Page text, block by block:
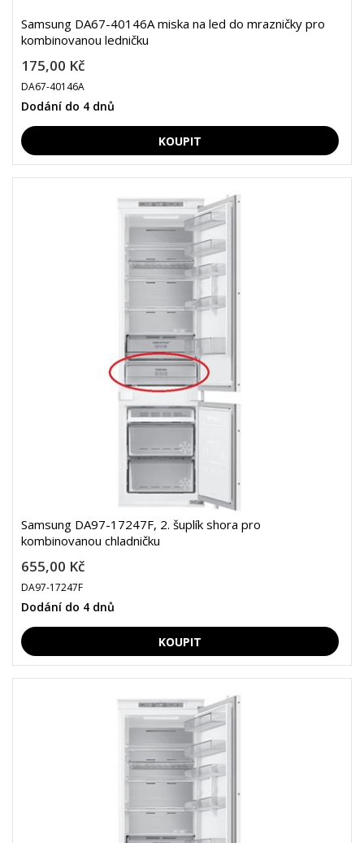
Samsung DA67-40146A miska na led do mrazničky pro
kombinovanou ledničku
175,00 Kč
DA67-40146A
Dodání do 4 dnů
Samsung DA97-17247F, 2. šuplík shora pro
kombinovanou chladničku
655,00 Kč
DA97-17247F
Dodání do 4 dnů